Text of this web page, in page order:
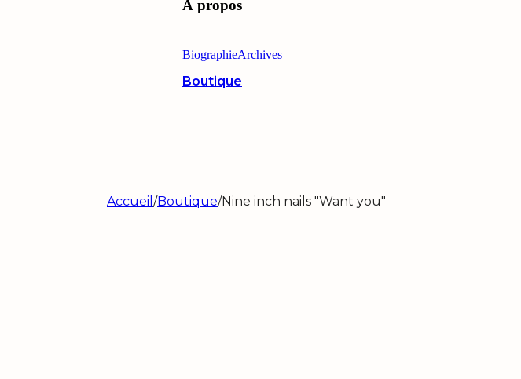
À propos
BiographieArchives
Boutique
Accueil /Boutique/Nine inch nails "Want you"